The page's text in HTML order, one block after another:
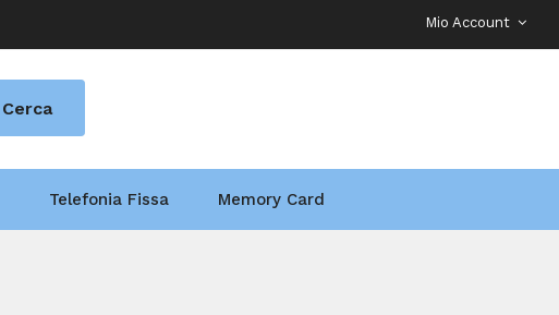
Mio Account
Cerca
Telefonia Fissa Memory Card